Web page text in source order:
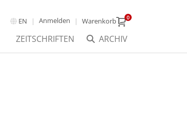
EN Anmelden Warenkorb 0
ARCHIV
ZEITSCHRIFTEN